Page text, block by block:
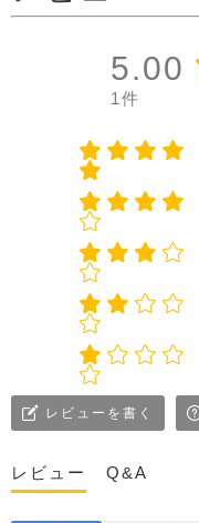
5.00
1件
レビューを書く
レビュー Q&A